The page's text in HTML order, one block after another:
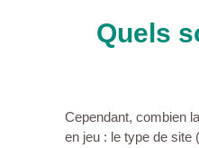
Quels
Cependant, combien
en jeu : le type de site